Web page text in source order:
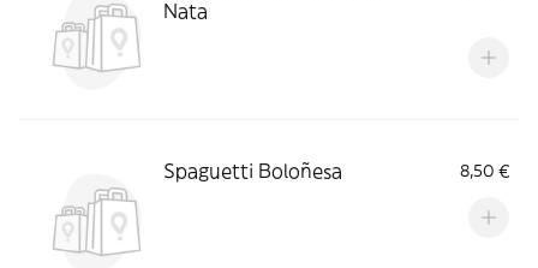
Nata
Spaguetti Boloñesa 8,50 €